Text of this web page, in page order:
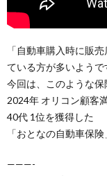
「自動車購入時に販
ている方が多いようで
今回は、このような
2024年 オリコン顧客
40代 1位を獲得した
「おとなの自動車保
———-